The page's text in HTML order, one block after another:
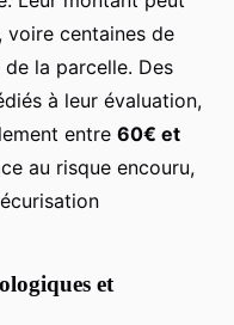
voire centaines de
de la parcelle. Des
à leur évaluation,
entre 60€ et
au risque encouru,
et